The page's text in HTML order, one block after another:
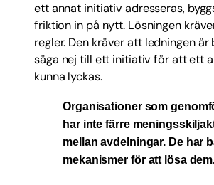
ett annat initiativ adresseras,
friktion in på nytt. Lösningen
regler. Den kräver att ledningen
säga nej till ett initiativ för att ett
kunna lyckas.
Organisationer som
har inte färre
mellan avdelningar. De har
mekanismer för att lösa